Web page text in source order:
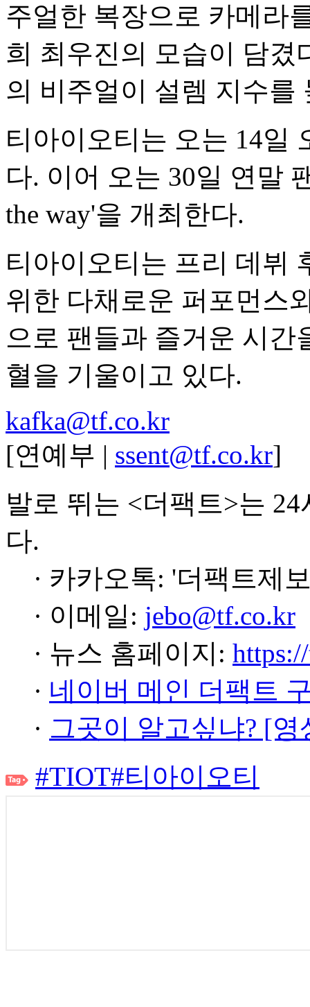
주얼한 복장으로 카메라
희 최우진의 모습이 담겼
의 비주얼이 설렘 지수를
티아이오티는 오는 14일
다. 이어 오는 30일 연말
the way'을 개최한다.
티아이오티는 프리 데뷔
위한 다채로운 퍼포먼스
으로 팬들과 즐거운 시간
혈을 기울이고 있다.
kafka@tf.co.kr
[연예부 | ssent@tf.co.kr]
발로 뛰는 <더팩트>는
다.
· 카카오톡: '더팩트제
· 이메일: jebo@tf.co.kr
· 뉴스 홈페이지:
· 네이버 메인 더팩트
· 그곳이 알고싶냐? [
#TIOT#티아이오티